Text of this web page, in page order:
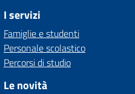
I servizi
Famiglie e studenti
Personale scolastico
Percorsi di studio
Le novità